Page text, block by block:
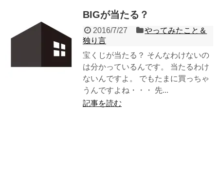
BIGが当たる？
2016/7/27
やってみたこと＆
独り言
宝くじが当たる？ そんなわけないの
は分かっているんです。 当たるわけ
ないんですよ。 でもたまに買っちゃ
うんですよね・・・ 先...
記事を読む